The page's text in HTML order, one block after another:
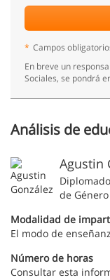
* Campos
En breve un
Sociales, se pondrá
Análisis de
Agustin
de
Modalidad de
El modo de
Número de horas
Consultar esta